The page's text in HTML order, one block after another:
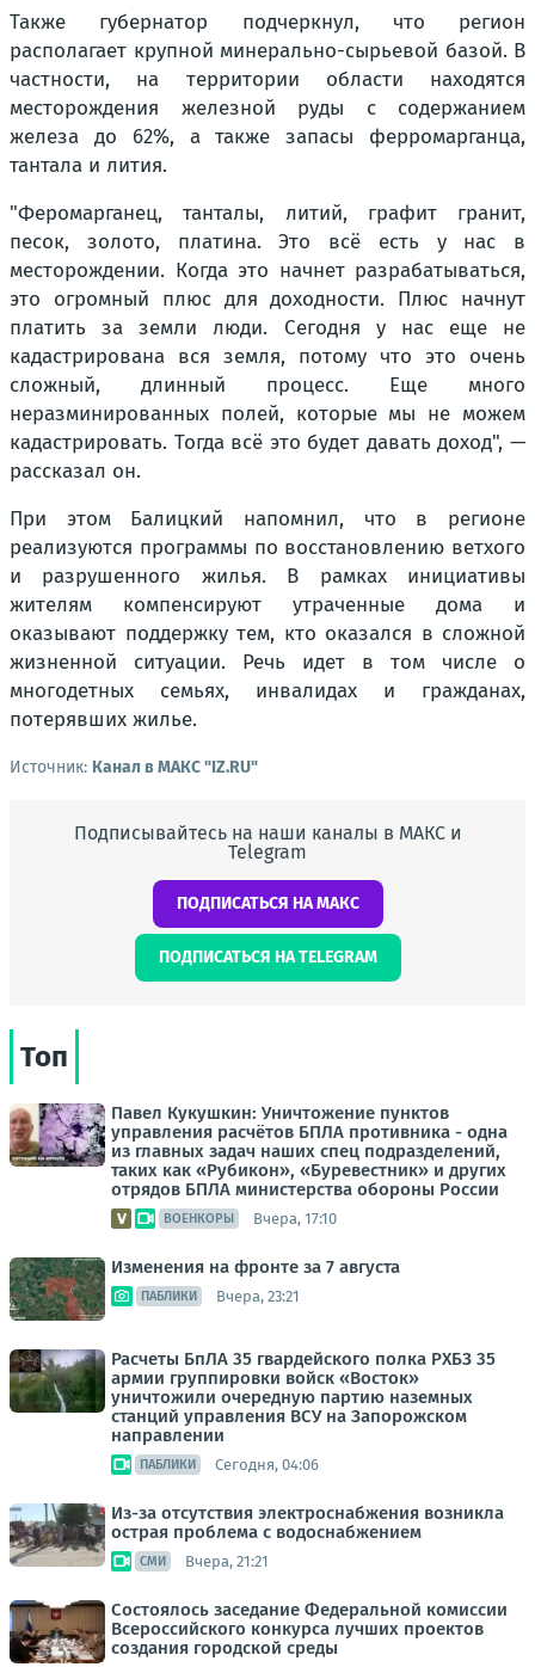
Также губернатор подчеркнул, что регион
располагает крупной минерально-сырьевой базой. В
частности, на территории области находятся
месторождения железной руды с содержанием
железа до 62%, а также запасы ферромарганца,
тантала и лития.
"Феромарганец, танталы, литий, графит гранит,
песок, золото, платина. Это всё есть у нас в
месторождении. Когда это начнет разрабатываться,
это огромный плюс для доходности. Плюс начнут
платить за земли люди. Сегодня у нас еще не
кадастрирована вся земля, потому что это очень
сложный, длинный процесс. Еще много
неразминированных полей, которые мы не можем
кадастрировать. Тогда всё это будет давать доход", —
рассказал он.
При этом Балицкий напомнил, что в регионе
реализуются программы по восстановлению ветхого
и разрушенного жилья. В рамках инициативы
жителям компенсируют утраченные дома и
оказывают поддержку тем, кто оказался в сложной
жизненной ситуации. Речь идет в том числе о
многодетных семьях, инвалидах и гражданах,
потерявших жилье.
Источник: Канал в МАКС "IZ.RU"
Подписывайтесь на наши каналы в МАКС и
Telegram
ПОДПИСАТЬСЯ НА МАКС
ПОДПИСАТЬСЯ НА TELEGRAM
Топ
Павел Кукушкин: Уничтожение пунктов
управления расчётов БПЛА противника - одна
из главных задач наших спец подразделений,
таких как «Рубикон», «Буревестник» и других
отрядов БПЛА министерства обороны России
ВОЕНКОРЫ Вчера, 17:10
Изменения на фронте за 7 августа
ПАБЛИКИ Вчера, 23:21
Расчеты БпЛА 35 гвардейского полка РХБЗ 35
армии группировки войск «Восток»
уничтожили очередную партию наземных
станций управления ВСУ на Запорожском
направлении
ПАБЛИКИ Сегодня, 04:06
Из-за отсутствия электроснабжения возникла
острая проблема с водоснабжением
СМИ Вчера, 21:21
Состоялось заседание Федеральной комиссии
Всероссийского конкурса лучших проектов
создания городской среды